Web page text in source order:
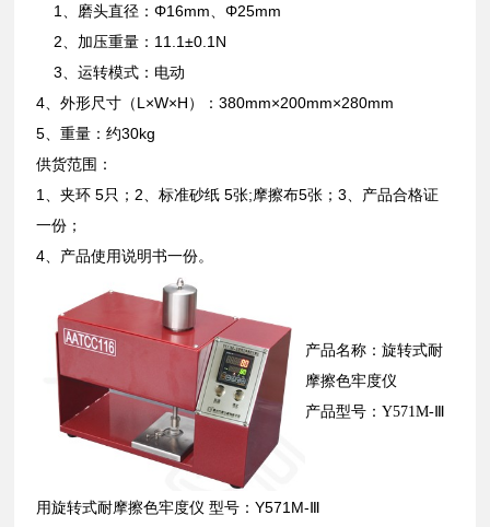
1、磨头直径：Φ16mm、Φ25mm
2、加压重量：11.1±0.1N
3、运转模式：电动
4、外形尺寸（L×W×H）：380mm×200mm×280mm
5、重量：约30kg
供货范围：
1、夹环 5只；2、标准砂纸 5张;摩擦布5张；3、产品合格证
一份；
4、产品使用说明书一份。
产品名称：旋转式耐
摩擦色牢度仪
产品型号：Y571M-Ⅲ
用旋转式耐摩擦色牢度仪 型号：Y571M-Ⅲ